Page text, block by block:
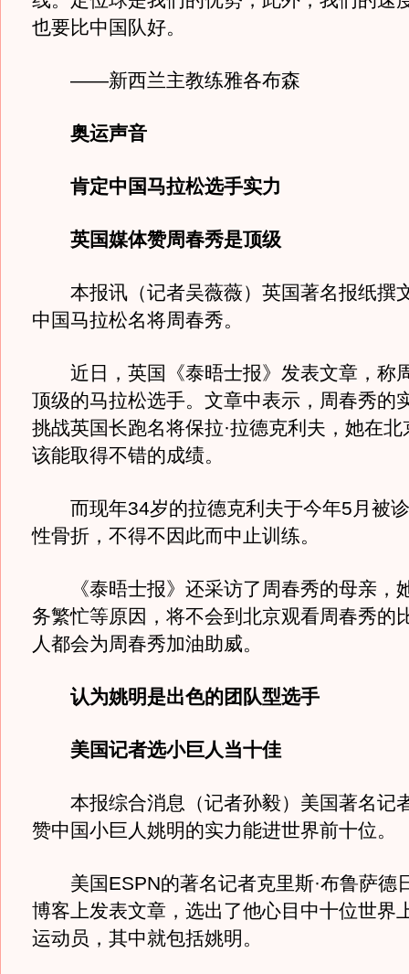
也要比中国队好。
——新西兰主教练雅各布森
奥运声音
肯定中国马拉松选手实力
英国媒体赞周春秀是顶级
本报讯（记者吴薇薇）英国著名报纸撰
中国马拉松名将周春秀。
近日，英国《泰晤士报》发表文章，称
顶级的马拉松选手。文章中表示，周春秀的
挑战英国长跑名将保拉·拉德克利夫，她在
该能取得不错的成绩。
而现年34岁的拉德克利夫于今年5月被诊
性骨折，不得不因此而中止训练。
《泰晤士报》还采访了周春秀的母亲，
务繁忙等原因，将不会到北京观看周春秀的
人都会为周春秀加油助威。
认为姚明是出色的团队型选手
美国记者选小巨人当十佳
本报综合消息（记者孙毅）美国著名记
赞中国小巨人姚明的实力能进世界前十位。
美国ESPN的著名记者克里斯·布鲁萨德
博客上发表文章，选出了他心目中十位世界
运动员，其中就包括姚明。